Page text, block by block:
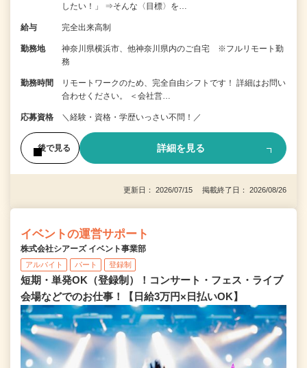
したい！」 ⇒そんな〈目標〉を…
給与 完全出来高制
勤務地
神奈川県横浜市、他神奈川県内のご自宅 ※フルリモート勤
務
勤務時間
リモートワークのため、完全自由シフトです！ 詳細はお問い
合わせください。 ＜会社営…
応募資格 ＼経験・資格・学歴いっさい不問！／
後で見る 詳細を見る
更新日： 2026/07/15 掲載終了日： 2026/08/26
イベントの運営サポート
株式会社シアーズ イベント事業部
アルバイト パート 登録制
短期・単発OK（登録制）！コンサート・フェス・ライブ
会場などでのお仕事！【日給3万円×日払いOK】